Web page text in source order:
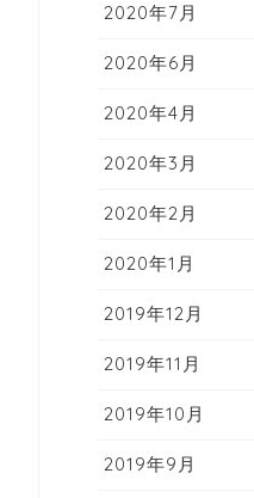
2020年7月
2020年6月
2020年4月
2020年3月
2020年2月
2020年1月
2019年12月
2019年11月
2019年10月
2019年9月